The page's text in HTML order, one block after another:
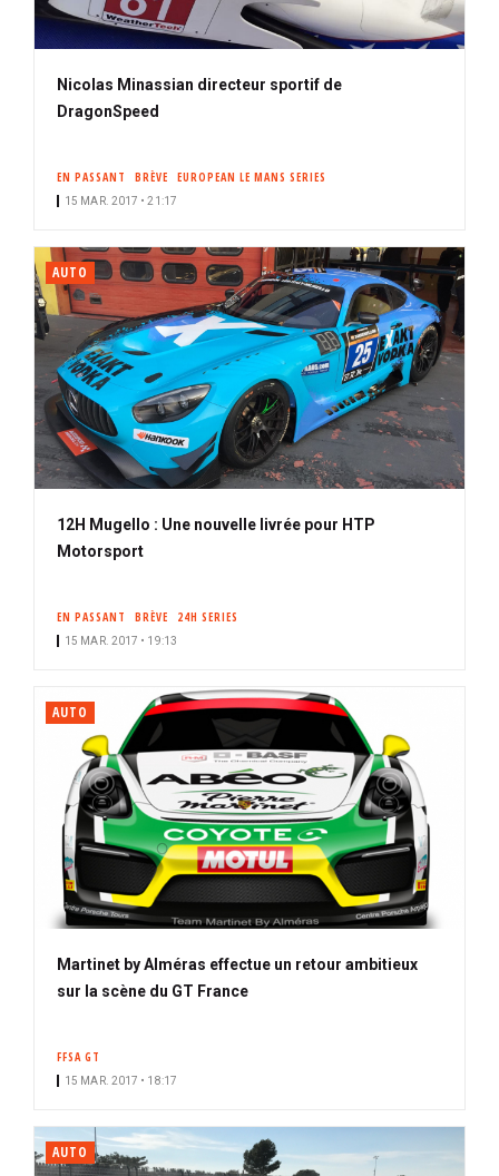
Nicolas Minassian directeur sportif de
DragonSpeed
EN PASSANT BRÈVE EUROPEAN LE MANS SERIES
15 MAR. 2017 • 21:17
AUTO
12H Mugello : Une nouvelle livrée pour HTP
Motorsport
EN PASSANT BRÈVE 24H SERIES
15 MAR. 2017 • 19:13
AUTO
Martinet by Alméras effectue un retour ambitieux
sur la scène du GT France
FFSA GT
15 MAR. 2017 • 18:17
AUTO